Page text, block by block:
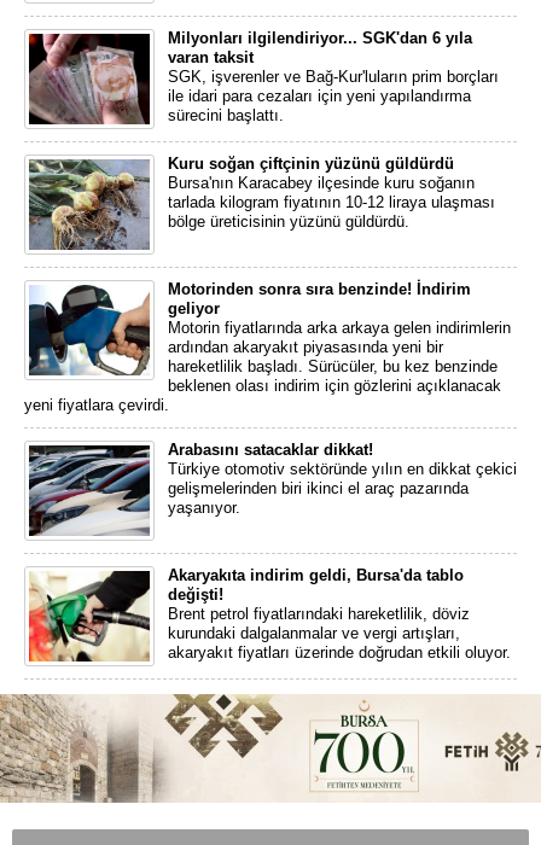
Milyonları ilgilendiriyor... SGK'dan 6 yıla
varan taksit
SGK, işverenler ve Bağ-Kur'luların prim borçları
ile idari para cezaları için yeni yapılandırma
sürecini başlattı.
Kuru soğan çiftçinin yüzünü güldürdü
Bursa'nın Karacabey ilçesinde kuru soğanın
tarlada kilogram fiyatının 10-12 liraya ulaşması
bölge üreticisinin yüzünü güldürdü.
Motorinden sonra sıra benzinde! İndirim
geliyor
Motorin fiyatlarında arka arkaya gelen indirimlerin
ardından akaryakıt piyasasında yeni bir
hareketlilik başladı. Sürücüler, bu kez benzinde
beklenen olası indirim için gözlerini açıklanacak
yeni fiyatlara çevirdi.
Arabasını satacaklar dikkat!
Türkiye otomotiv sektöründe yılın en dikkat çekici
gelişmelerinden biri ikinci el araç pazarında
yaşanıyor.
Akaryakıta indirim geldi, Bursa'da tablo
değişti!
Brent petrol fiyatlarındaki hareketlilik, döviz
kurundaki dalgalanmalar ve vergi artışları,
akaryakıt fiyatları üzerinde doğrudan etkili oluyor.